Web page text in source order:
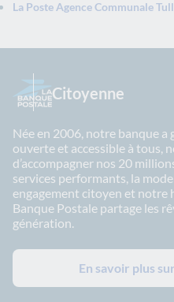
La Poste Agence Communale
Citoyenne
Née en 2006, notre banque a
ouverte et accessible à tous,
d’accompagner nos 20
services performants, la
engagement citoyen et notre
Banque Postale partage les
génération.
En savoir plus